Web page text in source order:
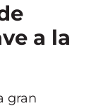
a la
gran